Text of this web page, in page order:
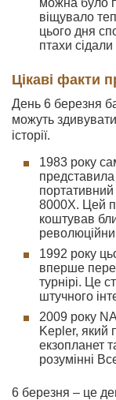
можна було
віщувало
цього дня
птахи сідали
Цікаві факти
День 6 березня
можуть
історії.
1983 року
представила
8000X. Цей
коштував
1992 року
вперше
турнірі. Це
штучного
2009 року
Kepler, який
екзопланет
розумінні
6 березня – це